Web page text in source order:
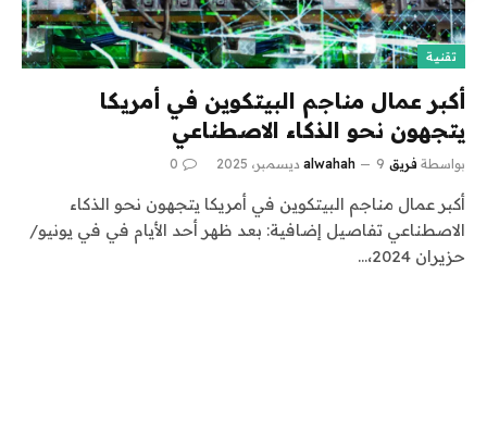
تقنية
أكبر عمال مناجم البيتكوين في أمريكا
يتجهون نحو الذكاء الاصطناعي
بواسطة فريق alwahah 9 ديسمبر، 2025 0
أكبر عمال مناجم البيتكوين في أمريكا يتجهون نحو الذكاء
الاصطناعي تفاصيل إضافية: بعد ظهر أحد الأيام في في يونيو/
حزيران 2024،…